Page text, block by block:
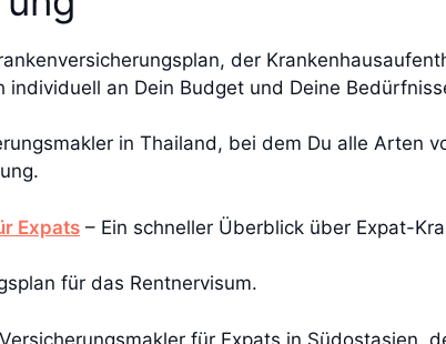
der
individuell an Dein Budget und Deine
in Thailand, bei dem Du alle Arten
Expats – Ein schneller Überblick über Expat-
für das Rentnervisum.
für Expats in Südostasien,